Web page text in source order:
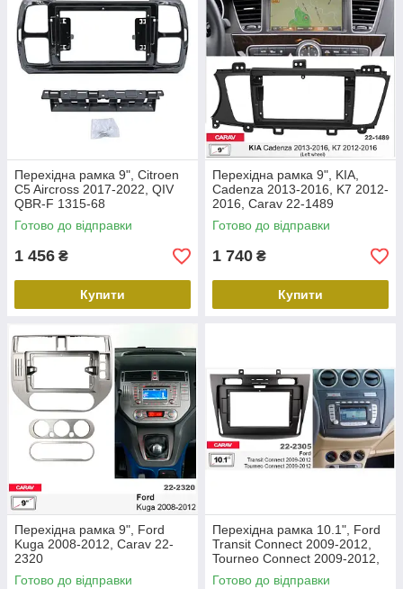
Перехідна рамка 9", Citroen
C5 Aircross 2017-2022, QIV
QBR-F 1315-68
Готово до відправки
1 456 ₴
Купити
Перехідна рамка 9", KIA,
Cadenza 2013-2016, K7 2012-
2016, Carav 22-1489
Готово до відправки
1 740 ₴
Купити
Перехідна рамка 9", Ford
Kuga 2008-2012, Carav 22-
2320
Готово до відправки
Перехідна рамка 10.1", Ford
Transit Connect 2009-2012,
Tourneo Connect 2009-2012,
Carav 22-2305
Готово до відправки